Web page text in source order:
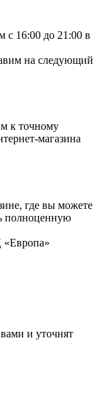
с 16:00 до 21:00 в
на следующий
к точному
магазина
где вы можете
полноценную
«Европа»
и уточнят